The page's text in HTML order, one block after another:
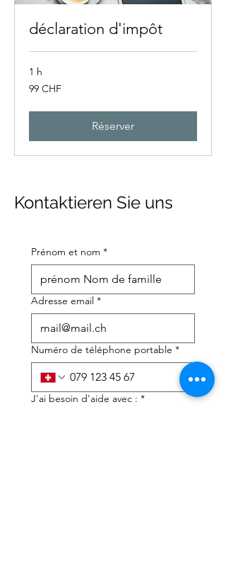
déclaration d'impôt
1 h
99
francs
99 CHF
Réserver
Kontaktieren Sie uns
Prénom et nom *
Adresse email *
Numéro de téléphone portable *
J'ai besoin d'aide avec : *